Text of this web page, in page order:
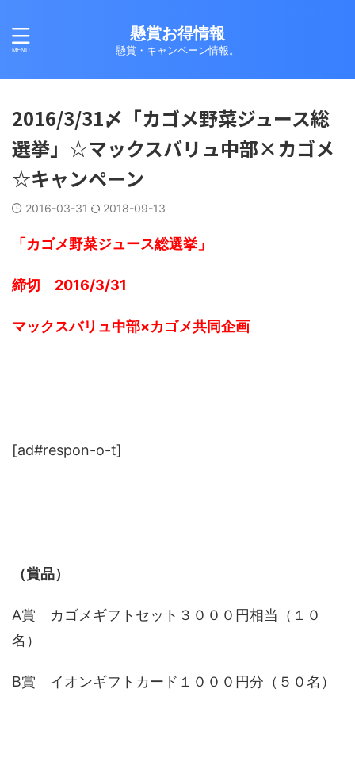
懸賞お得情報
懸賞・キャンペーン情報。
2016/3/31〆「カゴメ野菜ジュース総
選挙」☆マックスバリュ中部×カゴメ
☆キャンペーン
2016-03-31 2018-09-13
「カゴメ野菜ジュース総選挙」
締切 2016/3/31
マックスバリュ中部×カゴメ共同企画
[ad#respon-o-t]
（賞品）
A賞 カゴメギフトセット３０００円相当（１０
名）
B賞 イオンギフトカード１０００円分（５０名）